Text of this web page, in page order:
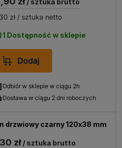
zakupu, oferujemy produkty
/ sztuka brutto
zł / sztuka netto
1 Dostępność w sklepie
Dodaj
Odbiór w sklepie w ciągu 2h
Dostawa w ciągu 2 dni roboczych
drzwiowy czarny 120x38 mm
zł / sztuka brutto